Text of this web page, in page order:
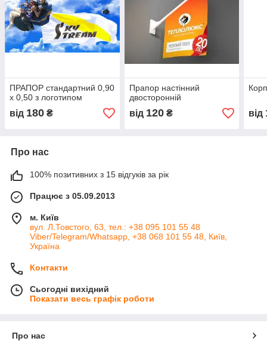
ПРАПОР стандартний 0,90
х 0,50 з логотипом
від 180 ₴
Прапор настінний
двосторонній
від 120₴ від
Про нас
100% позитивних з 15 відгуків за рік
Працює з 05.09.2013
м. Київ
вул. Л.Товстого, 63, тел.: +38 095 101 55 48
Viber/Telegram/Whatsapp, +38 068 101 55 48, Київ,
Україна
Контакти
Сьогодні вихідний
Показати весь графік роботи
Про нас